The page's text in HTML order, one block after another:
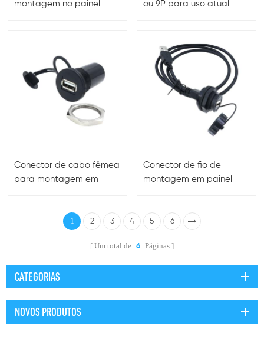
montagem no painel
ou 9P para uso atual
Conector de cabo fêmea
para montagem em
conectividade USB
Conector de fio de
montagem em painel
equipamentos de uso
1 2 3 4 5 6
Um total de 6 Páginas
CATEGORIAS
NOVOS PRODUTOS